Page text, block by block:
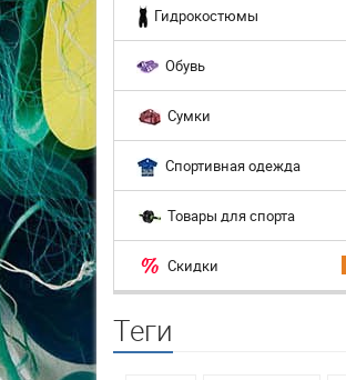
Гидрокостюмы
Обувь
Сумки
Спортивная одежда
Товары для спорта
Скидки
Теги